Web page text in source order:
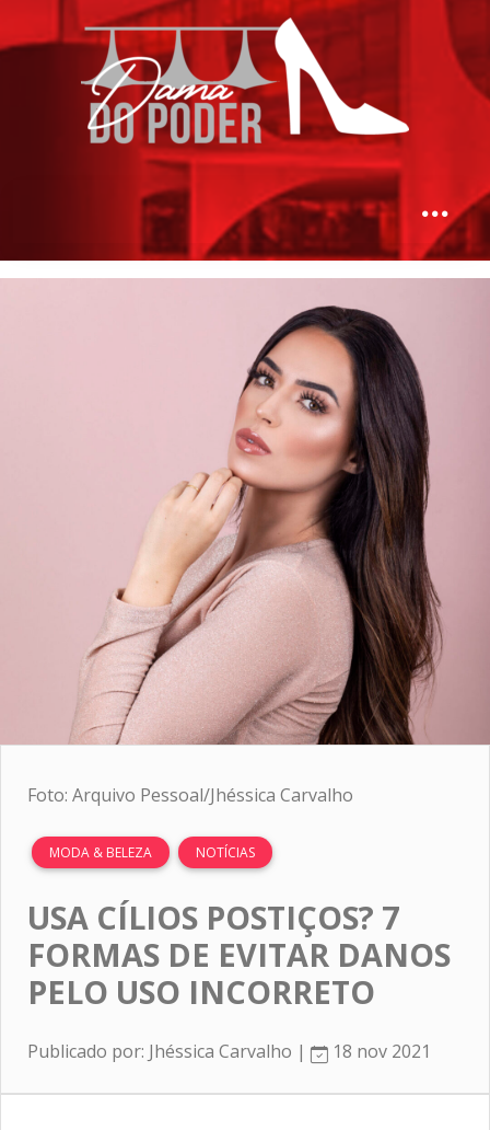
Foto: Arquivo Pessoal/Jhéssica Carvalho
MODA & BELEZA NOTÍCIAS
USA CÍLIOS POSTIÇOS? 7
FORMAS DE EVITAR DANOS
PELO USO INCORRETO
Publicado por: Jhéssica Carvalho | 18 nov 2021